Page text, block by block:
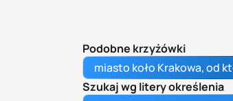
Podobne krzyżówki
miasto koło Krakowa, od
Szukaj wg litery określenia